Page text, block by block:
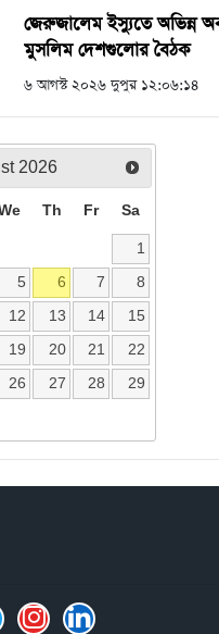
জেরুজালেম ইস্যুতে অভিন্ন
মুসলিম দেশগুলোর বৈঠক
৬ আগস্ট ২০২৬ দুপুর ১২:০৬:১৪
2026
Th Fr Sa
1
5 6 7
8
12 13 14
15
19 20 21
22
26 27 28
29